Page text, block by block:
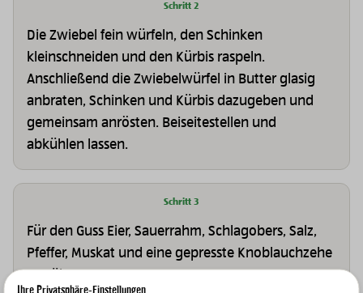
Schritt 2
Die Zwiebel fein würfeln, den Schinken
kleinschneiden und den Kürbis raspeln.
Anschließend die Zwiebelwürfel in Butter glasig
anbraten, Schinken und Kürbis dazugeben und
gemeinsam anrösten. Beiseitestellen und
abkühlen lassen.
Schritt 3
Für den Guss Eier, Sauerrahm, Schlagobers, Salz,
Pfeffer, Muskat und eine gepresste Knoblauchzehe
Ihre Privatsphäre-Einstellungen